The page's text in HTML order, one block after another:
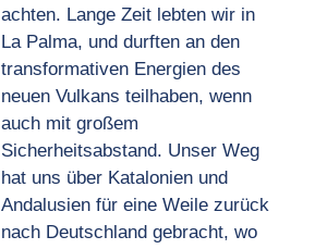
achten. Lange Zeit lebten wir in
La Palma, und durften an den
transformativen Energien des
neuen Vulkans teilhaben, wenn
auch mit großem
Sicherheitsabstand. Unser Weg
hat uns über Katalonien und
Andalusien für eine Weile zurück
nach Deutschland gebracht, wo